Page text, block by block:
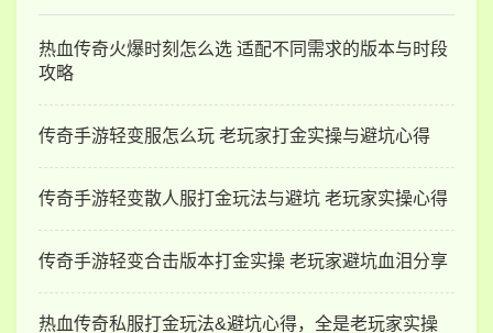
热血传奇火爆时刻怎么选 适配不同需求的版本与时段
攻略
传奇手游轻变服怎么玩 老玩家打金实操与避坑心得
传奇手游轻变散人服打金玩法与避坑 老玩家实操心得
传奇手游轻变合击版本打金实操 老玩家避坑血泪分享
热血传奇私服打金玩法&避坑心得，全是老玩家实操